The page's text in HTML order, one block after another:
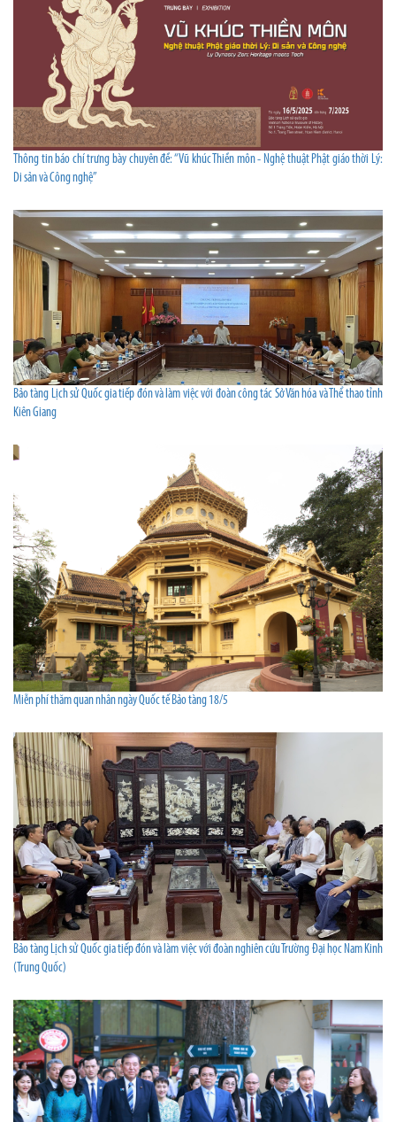
Thông tin báo chí trưng bày chuyên đề: “Vũ khúc Thiền môn - Nghệ thuật Phật giáo thời Lý:
Di sản và Công nghệ”
Bảo tàng Lịch sử Quốc gia tiếp đón và làm việc với đoàn công tác Sở Văn hóa và Thể thao tỉnh
Kiên Giang
Miễn phí thăm quan nhân ngày Quốc tế Bảo tàng 18/5
Bảo tàng Lịch sử Quốc gia tiếp đón và làm việc với đoàn nghiên cứu Trường Đại học Nam Kinh
(Trung Quốc)